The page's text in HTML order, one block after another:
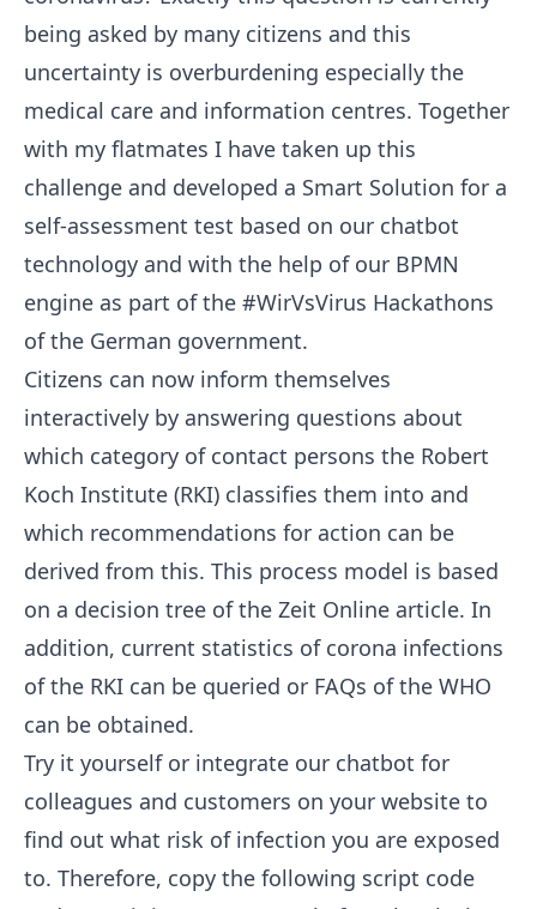
being asked by many citizens and this
uncertainty is overburdening especially the
medical care and information centres. Together
with my flatmates I have taken up this
challenge and developed a Smart Solution for a
self-assessment test based on our chatbot
technology and with the help of our BPMN
engine as part of the #WirVsVirus Hackathons
of the German government.
Citizens can now inform themselves
interactively by answering questions about
which category of contact persons the Robert
Koch Institute (RKI) classifies them into and
which recommendations for action can be
derived from this. This process model is based
on a decision tree of the Zeit Online article. In
addition, current statistics of corona infections
of the RKI can be queried or FAQs of the WHO
can be obtained.
Try it yourselfor integrate our chatbot for
colleagues and customers on your website to
find out what risk of infection you are exposed
to. Therefore, copy the following script code